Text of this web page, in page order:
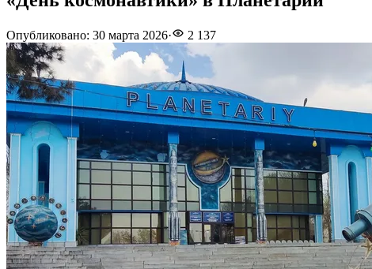
Опубликовано: 30 марта 2026· 2 137